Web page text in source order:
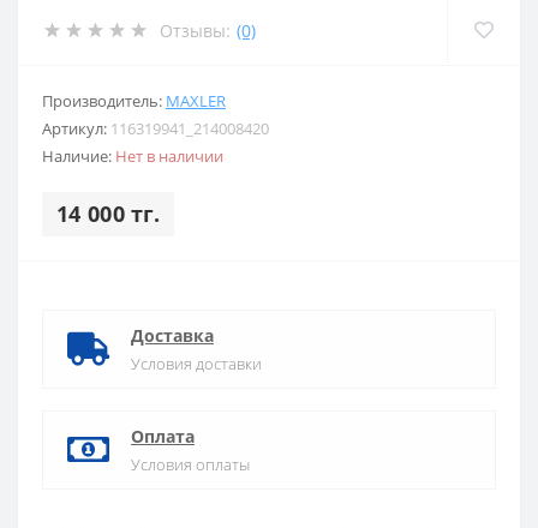
Отзывы: (0)
Производитель: MAXLER
Артикул: 116319941_214008420
Наличие: Нет в наличии
14 000 тг.
Доставка
Условия доставки
Оплата
Условия оплаты